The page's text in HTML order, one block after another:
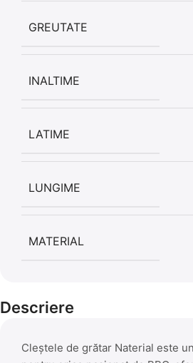
GREUTATE
INALTIME
LATIME
LUNGIME
MATERIAL
Descriere
Cleștele de grătar Naterial este